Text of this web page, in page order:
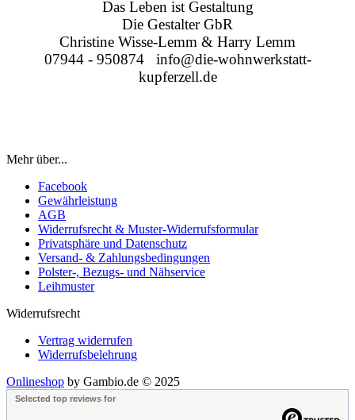
Das Leben ist Gestaltung
Die Gestalter GbR
Christine Wisse-Lemm & Harry Lemm
07944 - 950874 info@die-wohnwerkstatt-
kupferzell.de
Mehr über...
Facebook
Gewährleistung
AGB
Widerrufsrecht & Muster-Widerrufsformular
Privatsphäre und Datenschutz
Versand- & Zahlungsbedingungen
Polster-, Bezugs- und Nähservice
Leihmuster
Widerrufsrecht
Vertrag widerrufen
Widerrufsbelehrung
Onlineshop by Gambio.de © 2025
Selected top reviews for